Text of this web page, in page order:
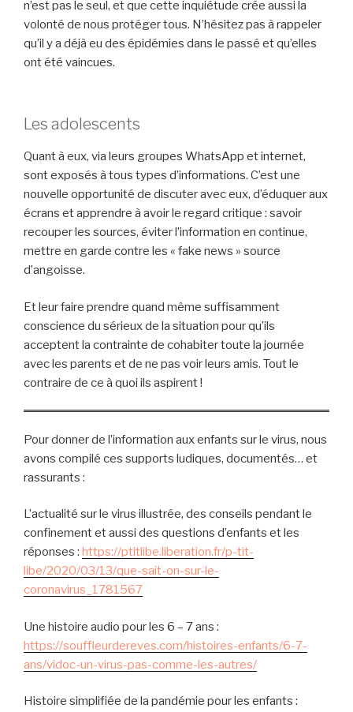
n’est pas le seul, et que cette inquiétude crée aussi la
volonté de nous protéger tous. N’hésitez pas à rappeler
qu’il y a déjà eu des épidémies dans le passé et qu’elles
ont été vaincues.
Les adolescents
Quant à eux, via leurs groupes WhatsApp et internet,
sont exposés à tous types d’informations. C’est une
nouvelle opportunité de discuter avec eux, d’éduquer aux
écrans et apprendre à avoir le regard critique : savoir
recouper les sources, éviter l’information en continue,
mettre en garde contre les « fake news » source
d’angoisse.
Et leur faire prendre quand même suffisamment
conscience du sérieux de la situation pour qu’ils
acceptent la contrainte de cohabiter toute la journée
avec les parents et de ne pas voir leurs amis. Tout le
contraire de ce à quoi ils aspirent !
Pour donner de l’information aux enfants sur le virus, nous
avons compilé ces supports ludiques, documentés… et
rassurants :
L’actualité sur le virus illustrée, des conseils pendant le
confinement et aussi des questions d’enfants et les
réponses : https://ptitlibe.liberation.fr/p-tit-
libe/2020/03/13/que-sait-on-sur-le-
coronavirus_1781567
Une histoire audio pour les 6 – 7 ans :
https://souffleurdereves.com/histoires-enfants/6-7-
ans/vidoc-un-virus-pas-comme-les-autres/
Histoire simplifiée de la pandémie pour les enfants :